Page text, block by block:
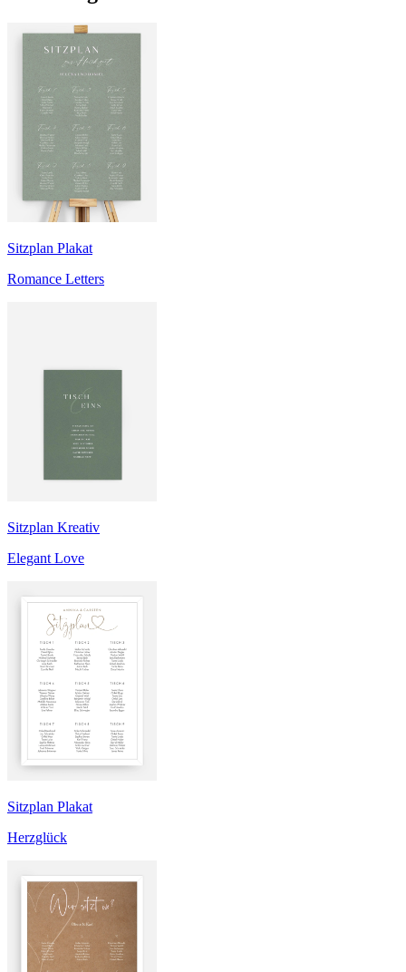
Sitzplan Plakat
Romance Letters
Sitzplan Kreativ
Elegant Love
Sitzplan Plakat
Herzglück